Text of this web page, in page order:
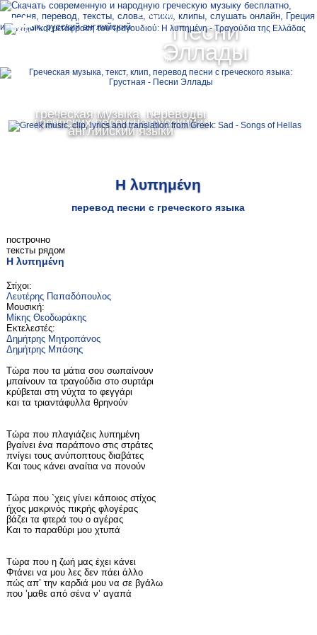
Песни
Эллады
греческая музыка, переводы
греческих песен на русский и
английский языки
Ελληνικά
Русский
English
MENU
Η λυπημένη
перевод песни с греческого языка
построчно
тексты рядом
Η λυπημένη
Στίχοι:
Λευτέρης Παπαδόπουλος
Μουσική:
Μίκης Θεοδωράκης
Εκτελεστές:
Δημήτρης Μητροπάνος
Δημήτρης Μπάσης
Τώρα που τα μάτια σου σωπαίνουν
μπαίνουν τα τραγούδια στο συρτάρι
κρύβεται στη νύχτα το φεγγάρι
και τα τριαντάφυλλα θρηνούν
Τώρα που πλαγιάζεις λυπημένη
βγαίνει ένα παράπονο στις στράτες
πνίγει τους ανύποπτους διαβάτες
Και τους κάνει αναίτια να πονούν
Τώρα που `χεις γίνει κάποιος στίχος
ήχος μακρινός πικρής φλογέρας
βάζει τα φτερά του ο αγέρας
Και το παραθύρι μου χτυπά
Τώρα που η ζωή μας έχει κάνει
Φτάνει να μου λες δεν πάει άλλο
πώς απ’ την καρδιά μου να σε βγάλω
που ’μαθε από σένα ν’ αγαπά